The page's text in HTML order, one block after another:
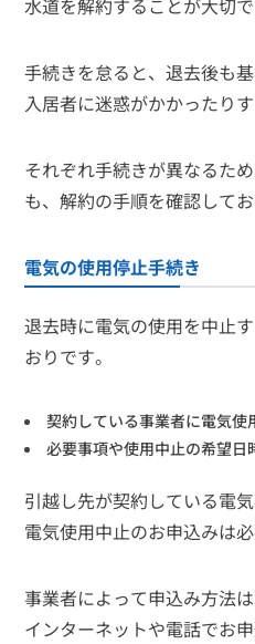
水道を解約することが大切で
手続きを怠ると、退去後も
入居者に迷惑がかかったり
それぞれ手続きが異なるた
も、解約の手順を確認してお
電気の使用停止手続き
退去時に電気の使用を中止
おりです。
契約している事業者に電気使
必要事項や使用中止の希望日
引越し先が契約している電
電気使用中止のお申込みは必
事業者によって申込み方法
インターネットや電話でお